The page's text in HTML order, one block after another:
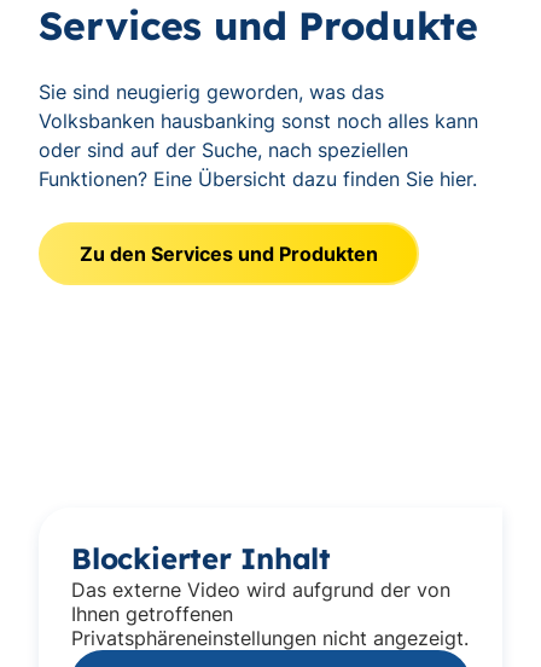
Services und Produkte
Sie sind neugierig geworden, was das
Volksbanken hausbanking sonst noch alles kann
oder sind auf der Suche, nach speziellen
Funktionen? Eine Übersicht dazu finden Sie hier.
Zu den Services und Produkten
Blockierter Inhalt
Das externe Video wird aufgrund der von
Ihnen getroffenen
Privatsphäreneinstellungen nicht angezeigt.